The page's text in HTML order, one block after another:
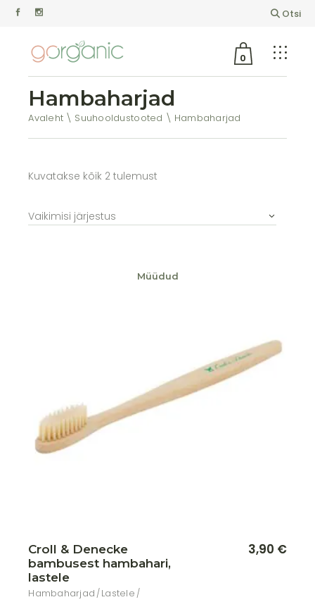
Otsi
0
Hambaharjad
Avaleht Suuhooldustooted Hambaharjad
Kuvatakse kõik 2 tulemust
Vaikimisi järjestus
Müüdud
Croll & Denecke
bambusest hambahari,
lastele
Hambaharjad Lastele
3,90 €